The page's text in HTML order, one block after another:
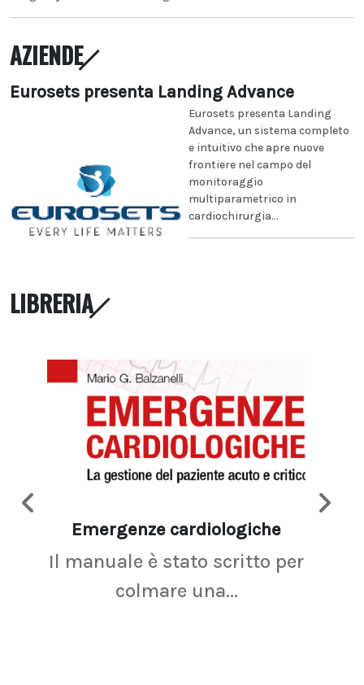
AZIENDE
Eurosets presenta Landing Advance
Eurosets presenta Landing
Advance, un sistema completo
e intuitivo che apre nuove
frontiere nel campo del
monitoraggio
multiparametrico in
cardiochirurgia...
LIBRERIA
Emergenze cardiologiche
Il manuale è stato scritto per
colmare una...